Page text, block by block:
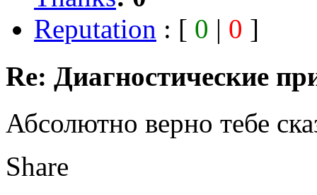
Reputation : [ 0 | 0 ]
Re: Диагностические
Абсолютно верно тебе
Share